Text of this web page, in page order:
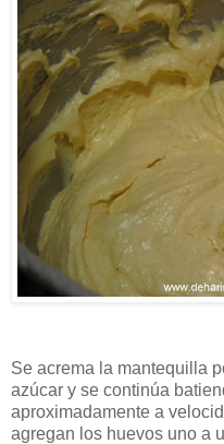
Se acrema la mantequilla
azúcar y se continúa
aproximadamente a
agregan los huevos uno a